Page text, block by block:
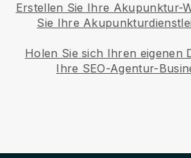
Erstellen Sie Ihre Akupunktur-
Sie Ihre
Holen Sie sich Ihren eigenen
Ihre SEO-Agentur-